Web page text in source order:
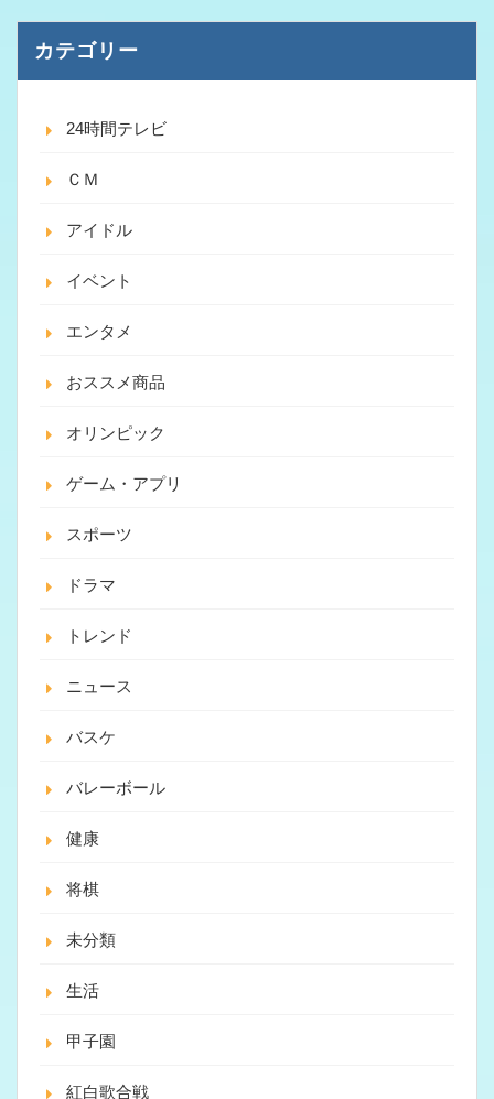
カテゴリー
24時間テレビ
ＣＭ
アイドル
イベント
エンタメ
おススメ商品
オリンピック
ゲーム・アプリ
スポーツ
ドラマ
トレンド
ニュース
バスケ
バレーボール
健康
将棋
未分類
生活
甲子園
紅白歌合戦